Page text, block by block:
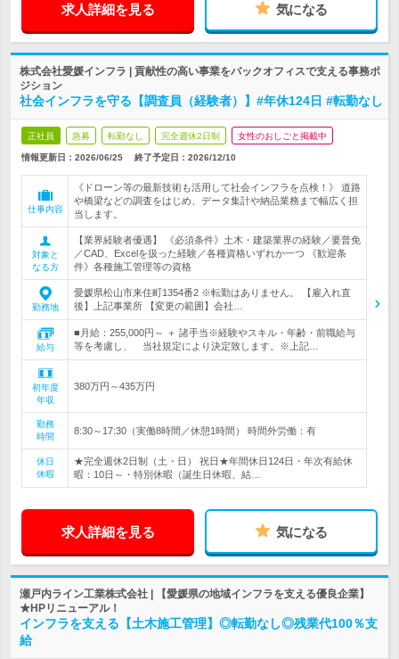
求人詳細を見る 気になる
株式会社愛媛インフラ | 貢献性の高い事業をバックオフィスで支える事務ポ
ジション
社会インフラを守る【調査員（経験者）】#年休124日 #転勤なし
正社員 急募 転勤なし 完全週休2日制 女性のおしごと掲載中
情報更新日：2026/06/25 終了予定日： 2026/12/10
仕事内容
《ドローン等の最新技術も活用して社会インフラを点検！》 道路
や橋梁などの調査をはじめ、データ集計や納品業務まで幅広く担
当します。
対象と
なる方
【業界経験者優遇】 《必須条件》土木・建築業界の経験／要普免
／CAD、Excelを扱った経験／各種資格いずれか一つ 《歓迎条
件》各種施工管理等の資格
勤務地
愛媛県松山市来住町1354番2 ※転勤はありません。 【雇入れ直
後】上記事業所 【変更の範囲】会社…
給与
■月給：255,000円～ ＋ 諸手当※経験やスキル・年齢・前職給与
等を考慮し、 当社規定により決定致します。※上記…
初年度
年収
380万円～435万円
勤務
時間
8:30～17:30（実働8時間／休憩1時間） 時間外労働：有
休日
休暇
★完全週休2日制（土・日） 祝日★年間休日124日・年次有給休
暇：10日～・特別休暇（誕生日休暇、結…
求人詳細を見る 気になる
瀬戸内ライン工業株式会社 | 【愛媛県の地域インフラを支える優良企業】
★HPリニューアル！
インフラを支える【土木施工管理】◎転勤なし◎残業代100％支
給